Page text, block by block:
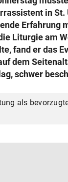
in
Erfahrung
Liturgie am
fand er das
dem
schwer
als